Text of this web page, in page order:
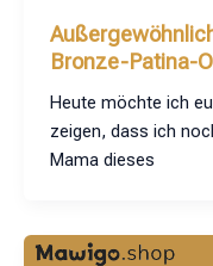
Bronze-Patina-
Heute möchte ich
zeigen, dass ich
Mama dieses